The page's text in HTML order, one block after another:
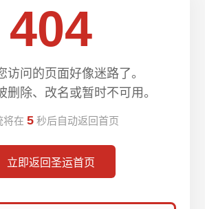
404
访问的页面好像迷路了。
删除、改名或暂时不可用。
将在 5 秒后自动返回首页
立即返回圣运首页